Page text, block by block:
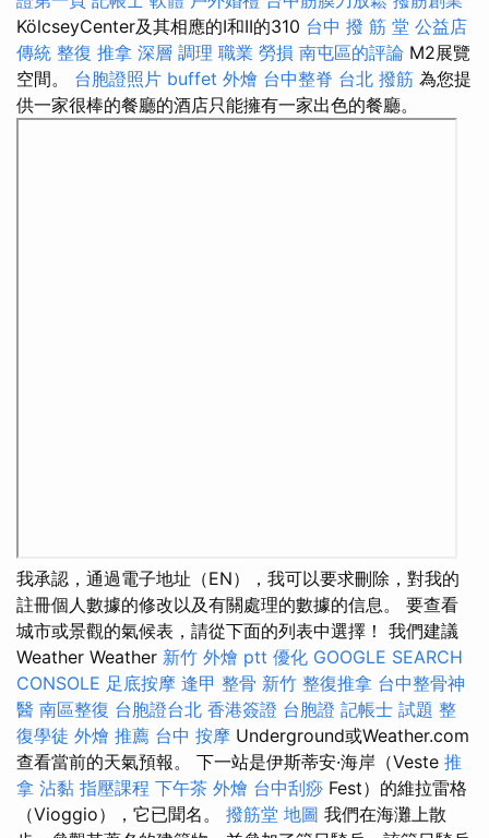
KölcseyCenter及其相應的I和II的310 台中 撥 筋 堂 公益店
傳統 整復 推拿 深層 調理 職業 勞損 南屯區的評論 M2展覽
空間。 台胞證照片 buffet 外燴 台中整脊 台北 撥筋 為您提
供一家很棒的餐廳的酒店只能擁有一家出色的餐廳。
我承認，通過電子地址（EN），我可以要求刪除，對我的
註冊個人數據的修改以及有關處理的數據的信息。 要查看
城市或景觀的氣候表，請從下面的列表中選擇！ 我們建議
Weather Weather 新竹 外燴 ptt 優化 GOOGLE SEARCH
CONSOLE 足底按摩 逢甲 整骨 新竹 整復推拿 台中整骨神
醫 南區整復 台胞證台北 香港簽證 台胞證 記帳士 試題 整
復學徒 外燴 推薦 台中 按摩 Underground或Weather.com
查看當前的天氣預報。 下一站是伊斯蒂安·海岸（Veste 推
拿 沾黏 指壓課程 下午茶 外燴 台中刮痧 Fest）的維拉雷格
（Vioggio），它已聞名。 撥筋堂 地圖 我們在海灘上散